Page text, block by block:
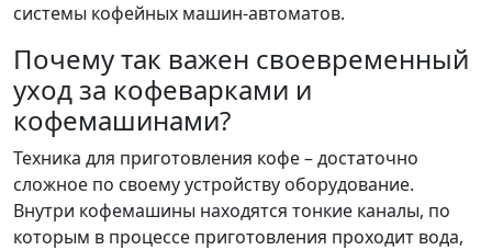
системы кофейных машин-автоматов.
Почему так важен своевременный
уход за кофеварками и
кофемашинами?
Техника для приготовления кофе – достаточно
сложное по своему устройству оборудование.
Внутри кофемашины находятся тонкие каналы, по
которым в процессе приготовления проходит вода,